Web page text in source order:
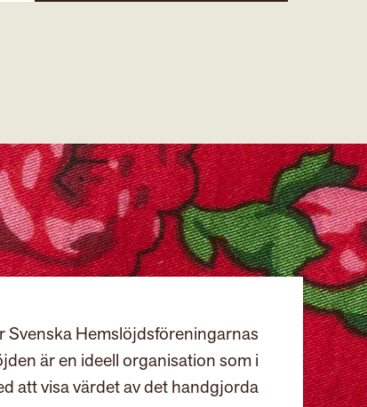
Svenska Hemslöjdsföreningarnas
är en ideell organisation som i
att visa värdet av det handgjorda